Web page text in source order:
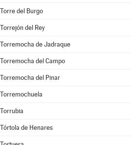
Torre del Burgo
Torrejón del Rey
Torremocha de Jadraque
Torremocha del Campo
Torremocha del Pinar
Torremochuela
Torrubia
Tórtola de Henares